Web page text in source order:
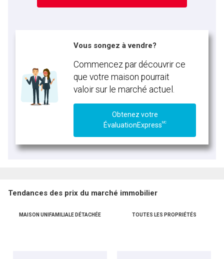
Vous songez à vendre?
Commencez par découvrir ce
que votre maison pourrait
valoir sur le marché actuel.
Obtenez votre
ÉvaluationExpressMC
Tendances des prix du marché immobilier
MAISON UNIFAMILIALE DÉTACHÉE TOUTES LES PROPRIÉTÉS